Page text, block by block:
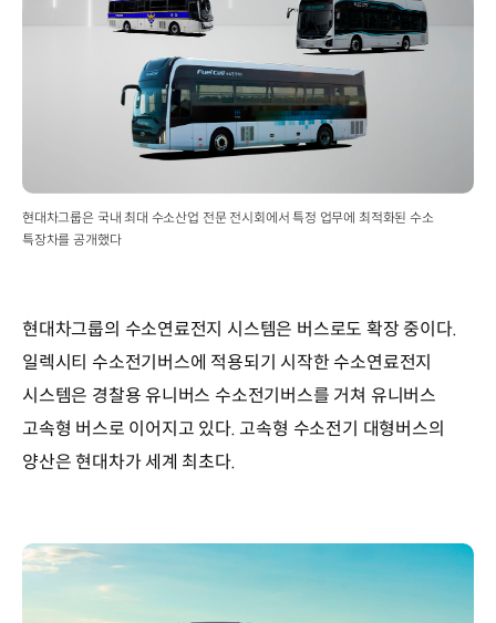
현대차그룹은 국내 최대 수소산업 전문 전시회에서 특정 업무에 최적화된 수소
특장차를 공개했다
현대차그룹의 수소연료전지 시스템은 버스로도 확장 중이다.
일렉시티 수소전기버스에 적용되기 시작한 수소연료전지
시스템은 경찰용 유니버스 수소전기버스를 거쳐 유니버스
고속형 버스로 이어지고 있다. 고속형 수소전기 대형버스의
양산은 현대차가 세계 최초다.